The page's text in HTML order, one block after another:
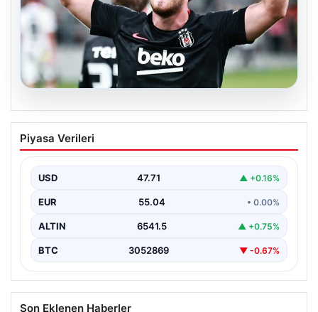
06.08.2026
(Özet) Hradec Kralove – Beşiktaş Maçı
Özeti ve Tüm Önemli Anları
Piyasa Verileri
USD 47.71 ▲ +0.16%
EUR 55.04 • 0.00%
ALTIN 6541.5 ▲ +0.75%
BTC 3052869 ▼ -0.67%
Son Eklenen Haberler